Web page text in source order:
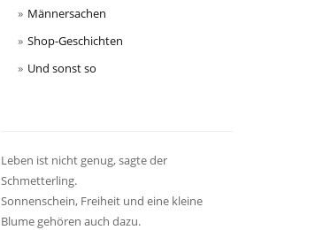
Männersachen
Shop-Geschichten
Und sonst so
Leben ist nicht genug, sagte der
Schmetterling.
Sonnenschein, Freiheit und eine kleine
Blume gehören auch dazu.